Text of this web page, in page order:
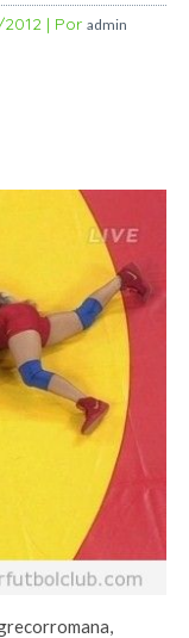
| Por admin